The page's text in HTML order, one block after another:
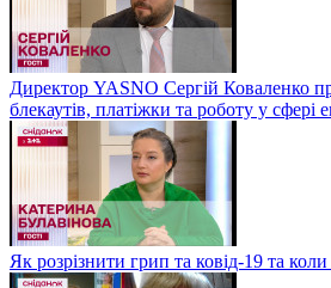
Директор YASNO Сергій Коваленко
блекаутів, платіжки та роботу у сфері
Як розрізнити грип та ковід-19 та коли